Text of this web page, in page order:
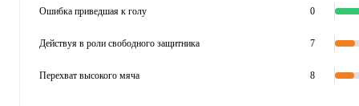
Ошибка приведшая к голу 0
Действуя в роли свободного защитника 7
Перехват высокого мяча 8